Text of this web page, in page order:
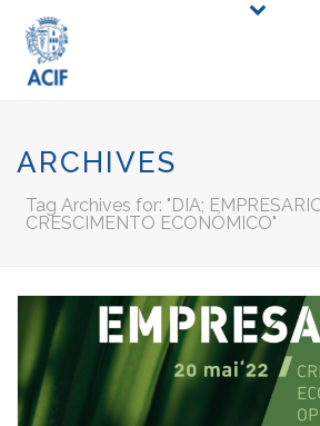
ARCHIVES
Tag Archives for: "DIA;
CRESCIMENTO ECONÓMICO"